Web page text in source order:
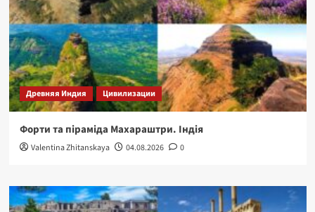
Древняя Индия Цивилизации
Форти та піраміда Махараштри. Індія
Valentina Zhitanskaya 04.08.2026 0